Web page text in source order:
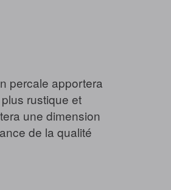
percale apportera
rustique et
une dimension
de la qualité